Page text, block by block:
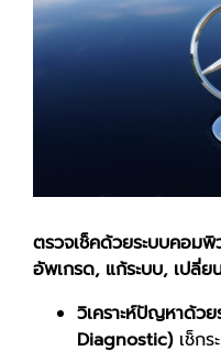
ตรวจเช็คด้วยระบบคอมพิ
อัพเกรด, แก้ระบบ, เปลี่ย
วิเคราะห์ปัญหาด้ว
Diagnostic) เช็ก